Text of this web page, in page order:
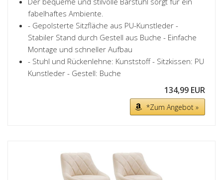
fabelhaftes Ambiente.
- Gepolsterte Sitzfläche aus PU-Kunstleder -
Stabiler Stand durch Gestell aus Buche - Einfache
Montage und schneller Aufbau
- Stuhl und Rückenlehne: Kunststoff - Sitzkissen: PU
Kunstleder - Gestell: Buche
134,99 EUR
*Zum Angebot »